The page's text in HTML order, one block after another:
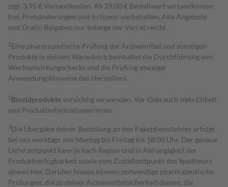
zzgl. 3,95 € Versandkosten. Ab 29,00 € Bestell­wert versand­kosten­
frei. Preisänderungen und Irrtümer vorbehalten. Alle Angebote
und Gratis-Beigaben nur solange der Vorrat reicht.
1 Eine pharmazeutische Prüfung der Arzneimittel und sonstigen
Produkte in deinem Warenkorb beinhaltet die Durchführung von
Wechselwirkungschecks und die Prüfung etwaiger
Anwendungshinweise des Herstellers.
2Biozidproduktevorsichtig verwenden. Vor Gebrauch stets Etikett
und Produktinformationen lesen.
3Die Übergabe deiner Bestellung an den Paketdienstleister erfolgt
bei uns werktags von Montag bis Freitag bis 18:00 Uhr. Der genaue
Lieferzeitpunkt kann je nach Region und in Abhängigkeit der
Produktverfügbarkeit sowie vom Zustellzeitpunkt des Spediteurs
abweichen. Darüber hinaus können notwendige pharmazeutische
Prüfungen, die zu deiner Arzneimittelsicherheit dienen, die